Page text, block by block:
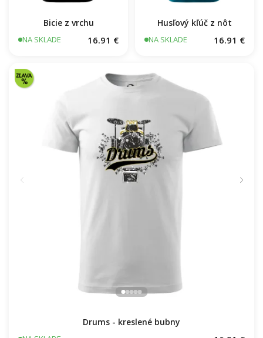
Bicie z vrchu
NA SKLADE 16.91 €
Husľový kľúč z nôt
NA SKLADE 16.91 €
Drums - kreslené bubny